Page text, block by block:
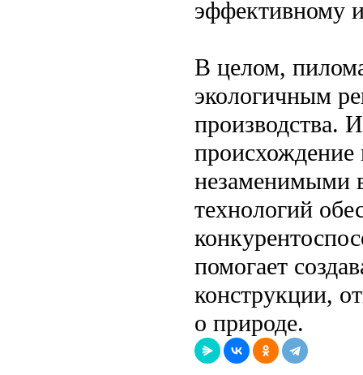
эффективному
В целом,
экологичным
производства.
незаменимыми
технологий
помогает
конструкции,
о природе.